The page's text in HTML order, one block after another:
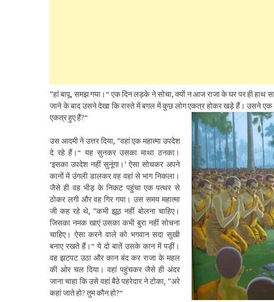
”हां बापू, समझ गया।“ एक दिन लड़के ने सोचा, क्यों न आज राजा के घर पर ही हाथ
जाने के बाद उसने देखा कि रास्ते में बगल में कुछ लोग एकत्र होकर खड़े हैं। उसने एक
एकत्र हुए हैं?“
उस आदमी ने उत्तर दिया, ”वहां एक महात्मा उपदेश
दे रहे हैं।“ यह सुनकर उसका माथा ठनका।
‘इसका उपदेश नहीं सुनूंगा।’ ऐसा सोचकर अपने
कानों में उंगली डालकर वह वहां से भाग निकला।
जैसे ही वह भीड़ के निकट पहुंचा एक पत्थर से
ठोकर लगी और वह गिर गया। उस समय महात्मा
जी कह रहे थे, ”कभी झूठ नहीं बोलना चाहिए।
जिसका नमक खाएं उसका कभी बुरा नहीं सोचना
चाहिए। ऐसा करने वाले को भगवान सदा सुखी
बनाए रखते हैं।“ ये दो बातें उसके कान में पड़ीं।
वह झटपट उठा और कान बंद कर राजा के महल
की ओर चल दिया। वहां पहुंचकर जैसे ही अंदर
जाना चाहा कि उसे वहां बैठे पहरेदार ने टोका, ”अरे
कहां जाते हो? तुम कौन हो?“